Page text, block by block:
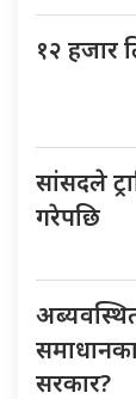
१२ हजार
सांसदले
गरेपछि
सरकार?